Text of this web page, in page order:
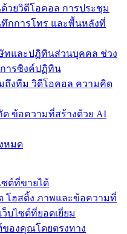
วยวิดีโอคอล การประชุม
กการโทร และพื้นหลังที่
ทและปฏิทินส่วนบุคคล ช่วง
การซิงค์ปฏิทิน
ถึงทีม วิดีโอคอล ความคิด
ด ข้อความที่สร้างด้วย AI
หมด
ซต์ที่ขายได้
โฮสติ้ง ภาพและข้อความที่
ว็บไซต์ที่ยอดเยี่ยม
องคุณโดยตรงทาง